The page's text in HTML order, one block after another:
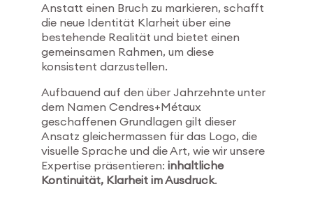
Anstatt einen Bruch zu markieren, schafft
die neue Identität Klarheit über eine
bestehende Realität und bietet einen
gemeinsamen Rahmen, um diese
konsistent darzustellen.
Aufbauend auf den über Jahrzehnte unter
dem Namen Cendres+Métaux
geschaffenen Grundlagen gilt dieser
Ansatz gleichermassen für das Logo, die
visuelle Sprache und die Art, wie wir unsere
Expertise präsentieren:inhaltliche
Kontinuität, Klarheit im Ausdruck.